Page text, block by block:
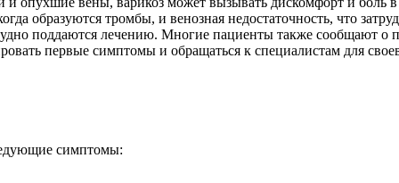
образуются тромбы, и венозная недостаточность, что
поддаются лечению. Многие пациенты также сообщают о
первые симптомы и обращаться к специалистам для
симптомы: